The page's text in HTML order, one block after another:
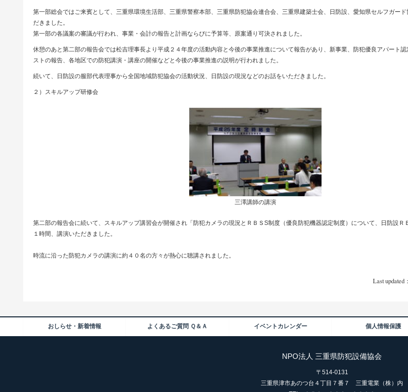
第一部総会ではご来賓として、三重県環境生活部、三重県警察本部、三重県防犯協会連合会、三重県建築士会、日防設、愛知県セルフガー
だきました。
第一部の各議案の審議が行われ、事業・会計の報告と計画ならびに予算等、原案通り可決されました。
休憩のあと第二部の報告会では松吉理事長より平成２４年度の活動内容と今後の事業推進について報告があり、新事業、防犯優良アパート認
ストの報告、各地区での防犯講演・講座の開催などと今後の事業推進の説明が行われました。
続いて、日防設の服部代表理事から全国地域防犯協会の活動状況、日防設の現況などのお話をいただきました。
２）スキルアップ研修会
三澤講師の講演
第二部の報告会に続いて、スキルアップ講習会が開催され「防犯カメラの現況とＲＢＳS制度（優良防犯機器認定制度）について、日防設Ｒ
１時間、講演いただきました。
時流に沿った防犯カメラの講演に約４０名の方々が熱心に聴講されました。
Last updated
おしらせ・新着情報 よくあるご質問 Ｑ＆Ａ イベントカレンダー 個人情報保護
NPO法人 三重県防犯設備協会
〒514-0131
三重県津市あのつ台４丁目７番７ 三重電業（株）内